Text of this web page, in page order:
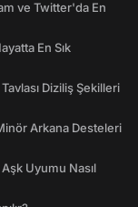
ve Twitter'da En
En Sık
Diziliş Şekilleri
Arkana Desteleri
Uyumu Nasıl